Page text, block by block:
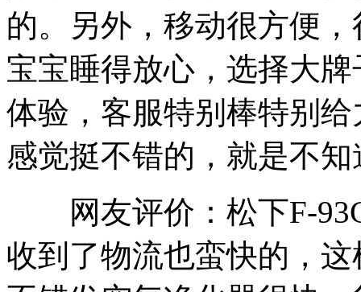
的。另外，移动很方便
宝宝睡得放心，选择大
体验，客服特别棒特别
感觉挺不错的，就是不
网友评价：松下F-
收到了物流也蛮快的，